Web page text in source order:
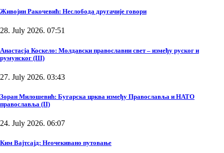
Живојин Ракочевић: Неслобода другачије говори
28. July 2026. 07:51
Анастасја Коскело: Молдавски православни свет – између руског и
румунског (III)
27. July 2026. 03:43
Зоран Милошевић: Бугарска црква између Православља и НАТО
православља (II)
24. July 2026. 06:07
Ким Вајтсајд: Неочекивано путовање